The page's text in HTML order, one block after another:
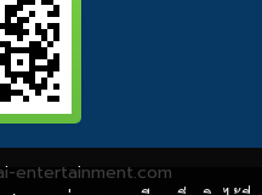
entertainment.com